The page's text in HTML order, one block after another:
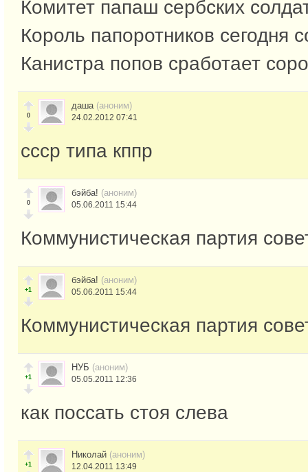
Комитет папаш сербских
Король папоротников сегодня
Канистра попов сработает
0
даша (аноним)
24.02.2012 07:41
ссср типа кппр
0
бэйба! (аноним)
05.06.2011 15:44
Коммунистическая партия
+1
бэйба! (аноним)
05.06.2011 15:44
Коммунистическая партия
+1
НУБ (аноним)
05.05.2011 12:36
как поссать стоя слева
+1
Николай (аноним)
12.04.2011 13:49